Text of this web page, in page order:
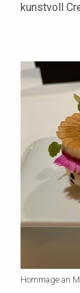
kunstvoll
Hommage an